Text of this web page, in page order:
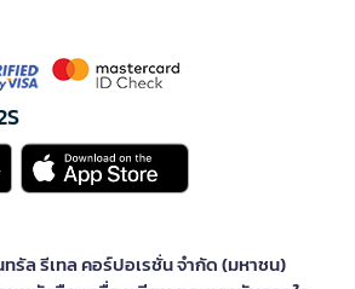
ทรัล รีเทล คอร์ปอเรชั่น จำกัด (มหาชน)